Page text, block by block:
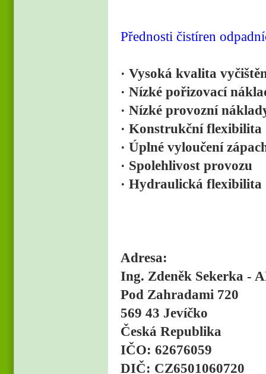
Přednosti čistíren
· Vysoká kvalita
· Nízké pořizovací
· Nízké provozní
· Konstrukční flexibilita
· Úplné vyloučení
· Spolehlivost provozu
· Hydraulická flexibilita
Adresa:
Ing. Zdeněk Sekerka -
Pod Zahradami 720
569 43 Jevíčko
Česká Republika
IČO: 62676059
DIČ: CZ6501060720